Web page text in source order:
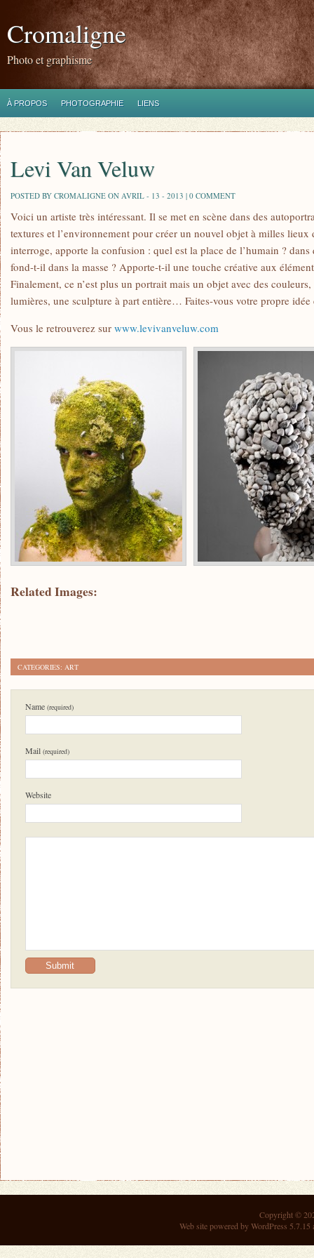
Cromaligne
Photo et graphisme
À PROPOS PHOTOGRAPHIE LIENS
Levi Van Veluw
POSTED BY CROMALIGNE ON AVRIL - 13 - 2013 | 0 COMMENT
Voici un artiste très intéressant. Il se met en scène dans des
textures et l’environnement pour créer un nouvel objet à milles lieux
interroge, apporte la confusion : quel est la place de l’humain ?
fond-t-il dans la masse ? Apporte-t-il une touche créative aux
Finalement, ce n’est plus un portrait mais un objet avec des
lumières, une sculpture à part entière… Faites-vous votre propre idée
Vous le retrouverez sur www.levivanveluw.com
Related Images:
CATEGORIES: ART
Name (required)
Mail (required)
Website
Copyright ©
Web site powered byWordPress 5.7.15